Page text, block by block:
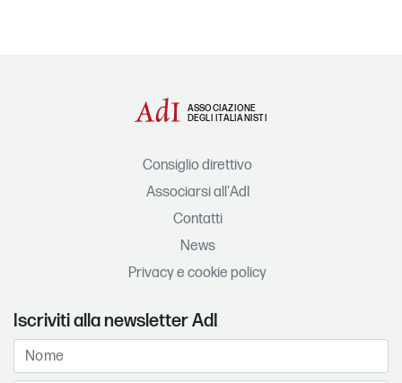
ASSOCIAZIONE
DEGLI ITALIANISTI
Consiglio direttivo
Associarsi all'AdI
Contatti
News
Privacy e cookie policy
Iscriviti alla newsletter AdI